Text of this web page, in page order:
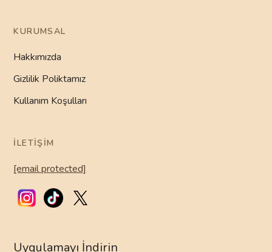
KURUMSAL
Hakkımızda
Gizlilik Poliktamız
Kullanım Koşulları
İLETIŞIM
[email protected]
Uygulamayı İndirin